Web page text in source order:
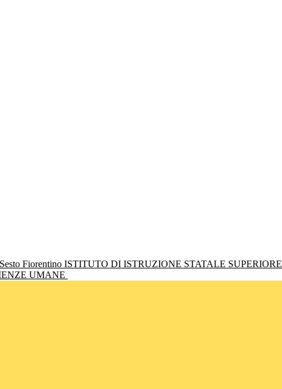
ISTITUTO DI ISTRUZIONE STATALE SUPERIORE
UMANE